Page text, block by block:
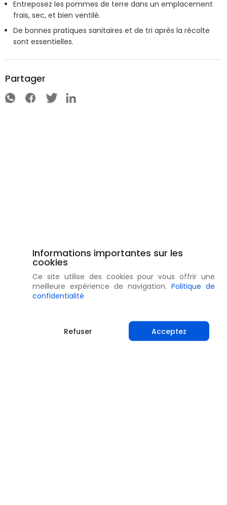
Entreposez les pommes de terre dans un emplacement
frais, sec, et bien ventilé.
De bonnes pratiques sanitaires et de tri après la récolte
sont essentielles.
Partager
Informations importantes sur les
cookies
Ce site utilise des cookies pour vous offrir une
meilleure expérience de navigation. Politique de
confidentialité
Refuser Acceptez